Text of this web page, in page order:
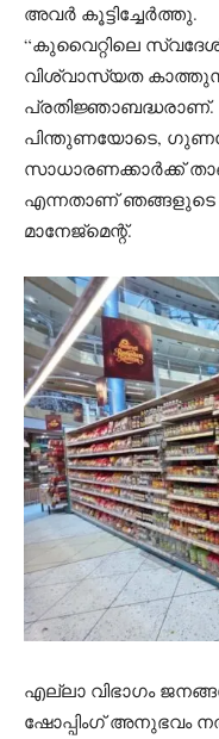
അവർ കൂട്ടിച്ചേർത്തു.
“കുവൈറ്റിലെ
വിശ്വാസ്യത
പിന്തുണയോടെ,
സാധാരണക്കാർക്ക്
എന്നതാണ് ഞങ്ങളുടെ
മാനേജ്‌മെന്റ്.
എല്ലാ വിഭാഗം
ഷോപ്പിംഗ് അനുഭവം